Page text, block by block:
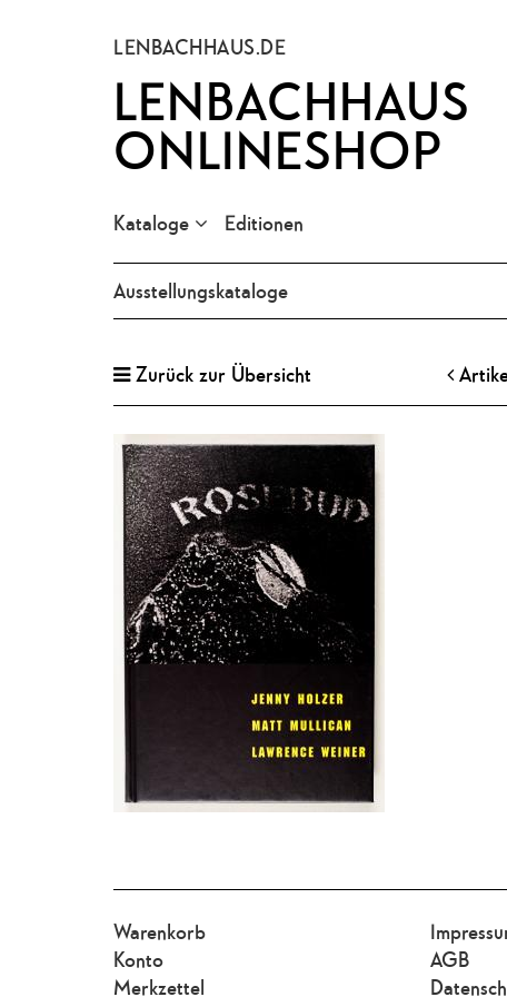
LENBACHHAUS.DE
LENBACHHAUS
ONLINESHOP
Kataloge Editionen
Ausstellungskataloge
Zurück zur Übersicht
Warenkorb
Konto
Merkzettel
AGB